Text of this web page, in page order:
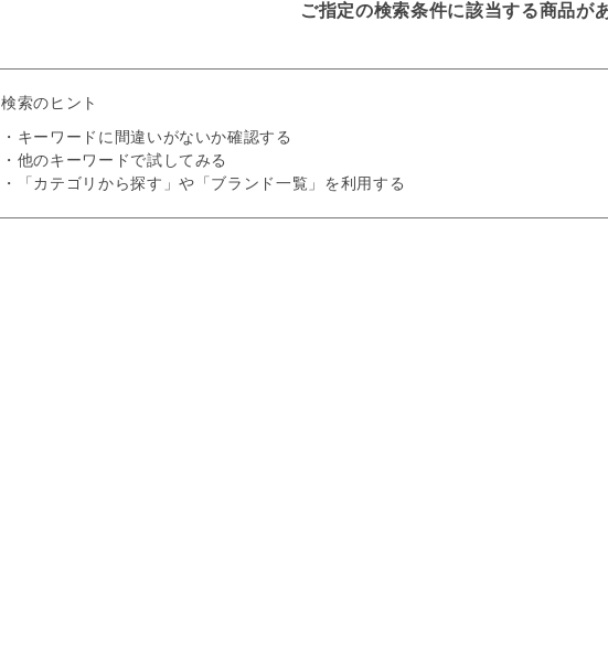
ご指定の検索条件に該当する商品が
検索のヒント
・キーワードに間違いがないか確認する
・他のキーワードで試してみる
・「カテゴリから探す」や「ブランド一覧」を利用する